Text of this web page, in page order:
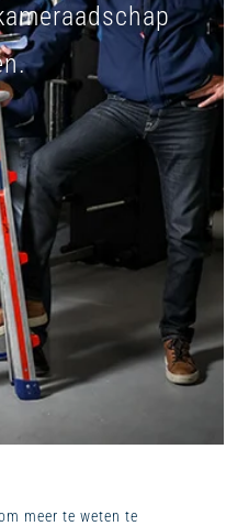
meer te weten te